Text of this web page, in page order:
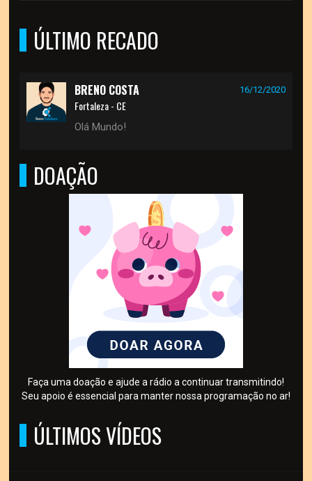
ÚLTIMO RECADO
BRENO COSTA 16/12/2020
Fortaleza - CE
Olá Mundo!
DOAÇÃO
Faça uma doação e ajude a rádio a continuar transmitindo!
Seu apoio é essencial para manter nossa programação no ar!
ÚLTIMOS VÍDEOS